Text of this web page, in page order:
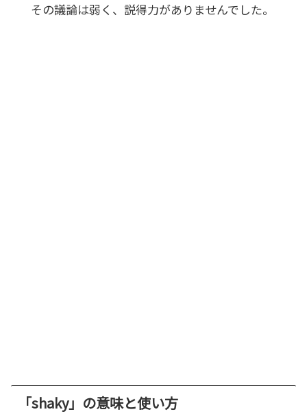
その議論は弱く、説得力がありませんでした。
「shaky」の意味と使い方